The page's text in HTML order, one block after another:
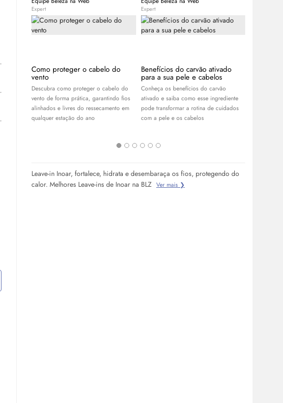
Expert
Como proteger o cabelo do
vento
Descubra como proteger o cabelo do
vento de forma prática, garantindo fios
alinhados e livres do ressecamento em
qualquer estação do ano
Expert
Benefícios do carvão ativado
para a sua pele e cabelos
Conheça os benefícios do carvão
ativado e saiba como esse ingrediente
pode transformar a rotina de cuidados
com a pele e os cabelos
Leave-in Inoar, fortalece, hidrata e desembaraça os fios, protegendo do
calor. Melhores Leave-ins de Inoar na BLZ Ver mais ❯